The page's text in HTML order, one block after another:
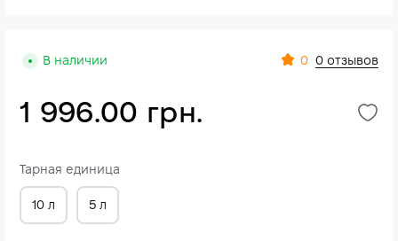
В наличии 0 0 отзывов
1 996.00 грн.
Тарная единица
10 л 5 л